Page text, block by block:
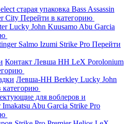
старая упаковка Bass Assassin
City Перейти в категорию
Lucky John Kuusamo Abu Garcia
Salmo Izumi Strike Pro Перейти
Контакт Левша НН LeX Porolonium
Левша-НН Berkley Lucky John
категорию
для воблеров и
Imakatsu Abu Garcia Strike Pro